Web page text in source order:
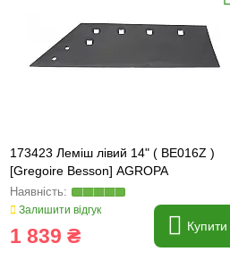
173423 Леміш лівий 14" ( BE016Z )
[Gregoire Besson] AGROPA
Залишити відгук
1 839 ₴ Купити